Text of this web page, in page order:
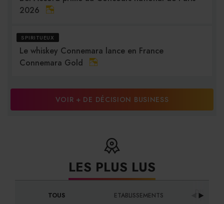
2026
SPIRITUEUX
Le whiskey Connemara lance en France
Connemara Gold
VOIR + DE DÉCISION BUSINESS
LES PLUS LUS
TOUS ETABLISSEMENTS